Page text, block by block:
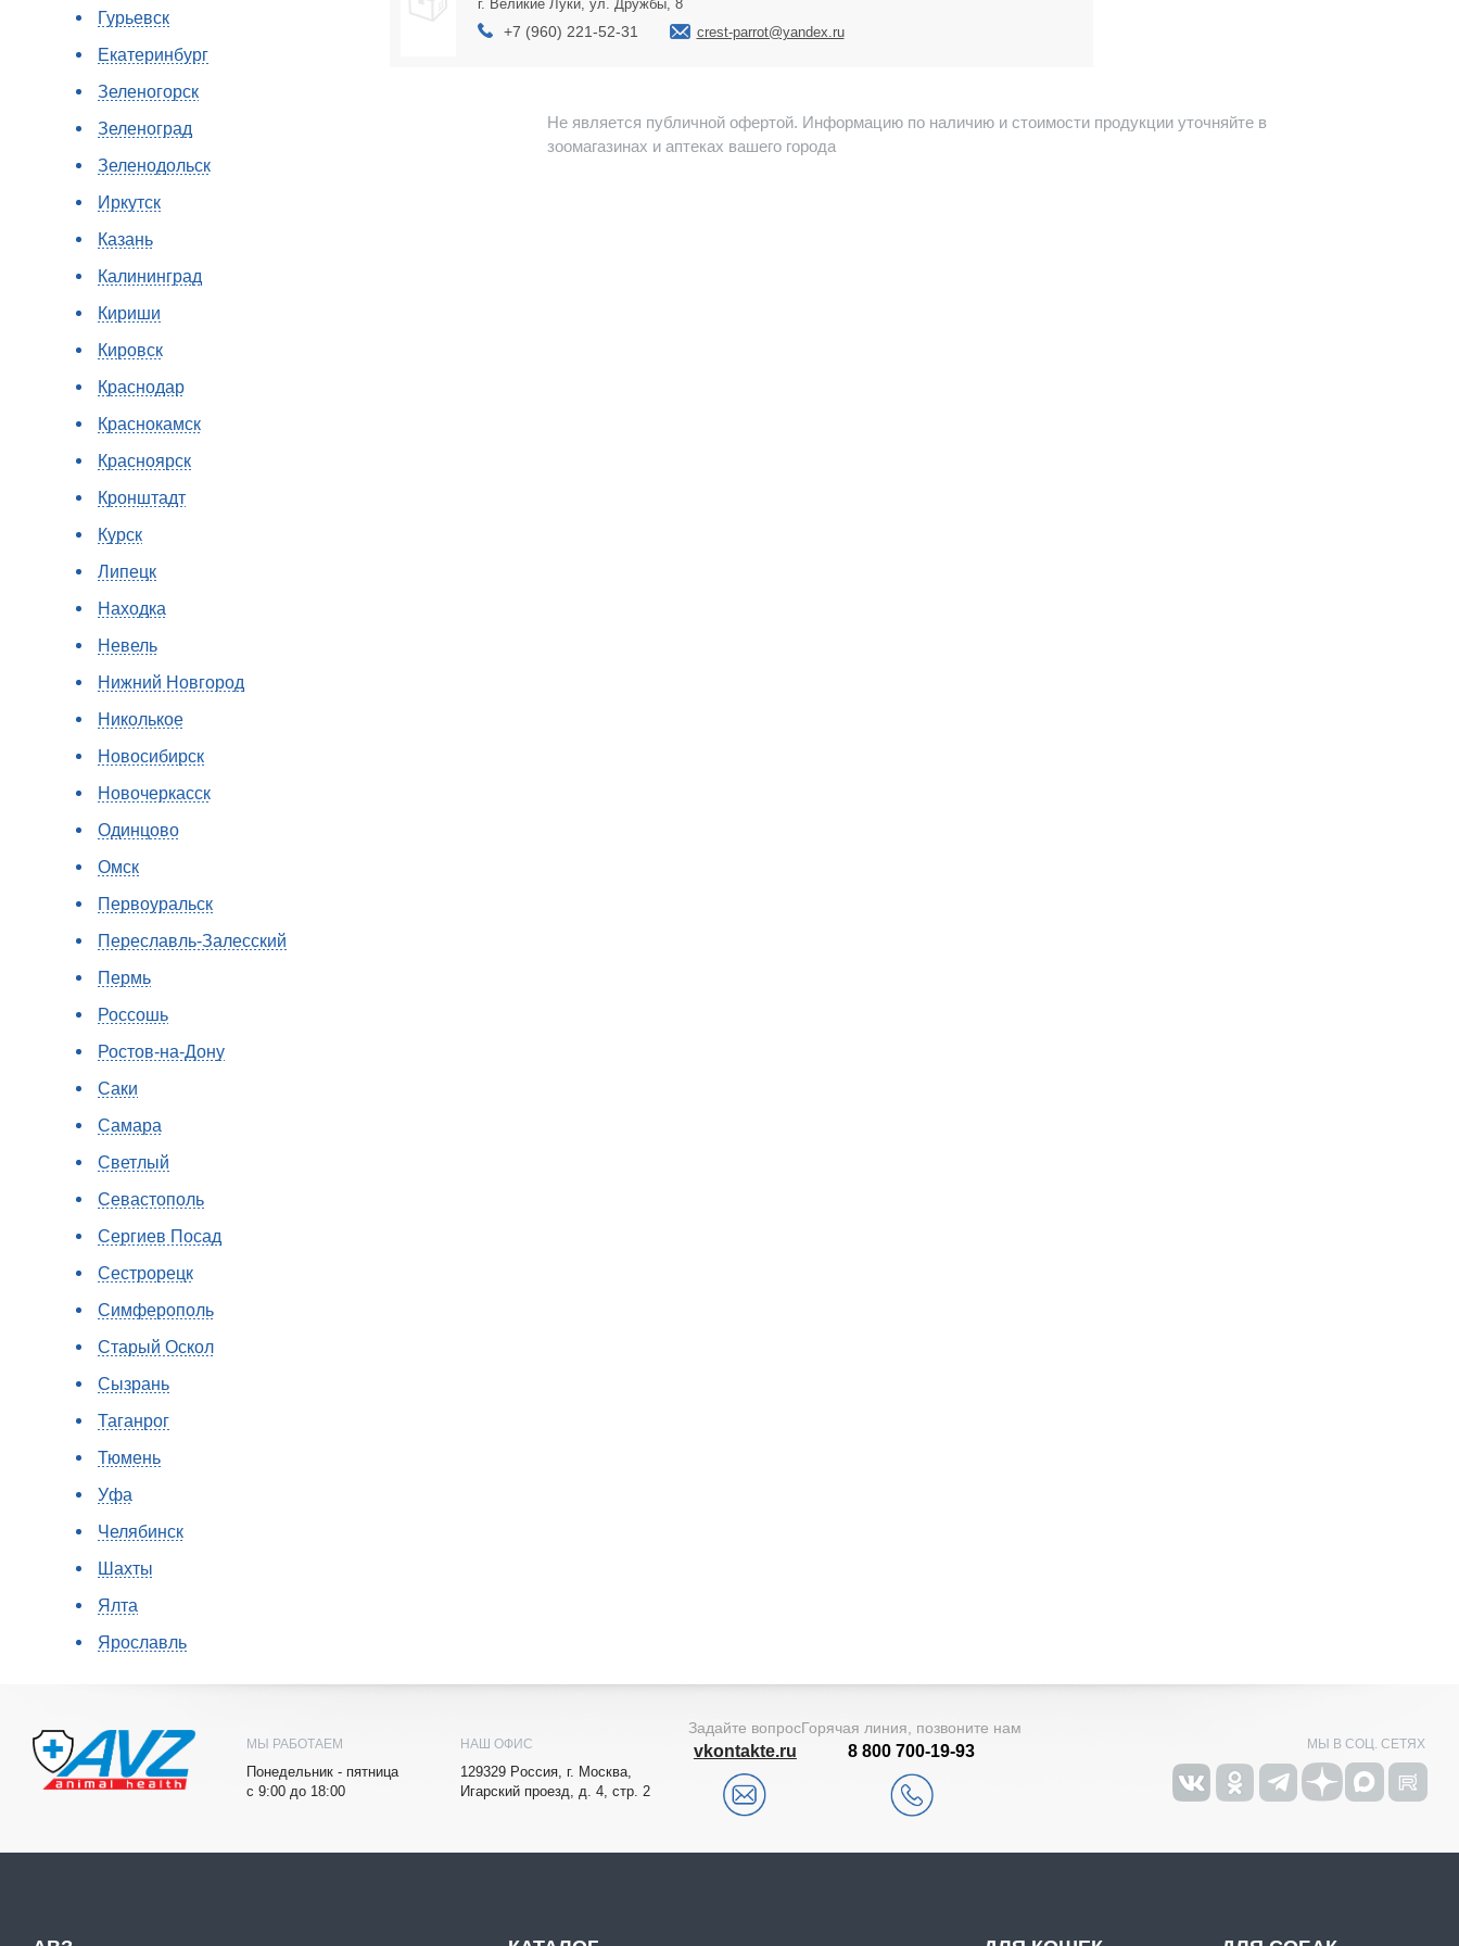
Гурьевск
Екатеринбург
Зеленогорск
Зеленоград
Зеленодольск
Иркутск
Казань
Калининград
Кириши
Кировск
Краснодар
Краснокамск
Красноярск
Кронштадт
Курск
Липецк
Находка
Невель
Нижний Новгород
Николькое
Новосибирск
Новочеркасск
Одинцово
Омск
Первоуральск
Переславль-Залесский
Пермь
Россошь
Ростов-на-Дону
Саки
Самара
Светлый
Севастополь
Сергиев Посад
Сестрорецк
Симферополь
Старый Оскол
Сызрань
Таганрог
Тюмень
Уфа
Челябинск
Шахты
Ялта
Ярославль
г. Великие Луки, ул. Дружбы, 8
+7 (960) 221-52-31 crest-parrot@yandex.ru
Не является публичной офертой. Информацию по наличию и стоимости продукции уточняйте в
зоомагазинах и аптеках вашего города
МЫ РАБОТАЕМ
Понедельник - пятница
с 9:00 до 18:00
НАШ ОФИС
129329 Рoccия, г. Мocквa,
Игарский проезд, д. 4, стр. 2
Задайте вопрос
vkontakte.ru
Горячая линия, позвоните нам
8 800 700-19-93 МЫ В СОЦ. СЕТЯХ